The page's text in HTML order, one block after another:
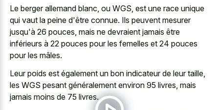
Le berger allemand blanc, ou WGS, est une race unique
qui vaut la peine d'être connue. Ils peuvent mesurer
jusqu'à 26 pouces, mais ne devraient jamais être
inférieurs à 22 pouces pour les femelles et 24 pouces
pour les mâles.
Leur poids est également un bon indicateur de leur taille,
les WGS pesant généralement environ 95 livres, mais
jamais moins de 75 livres.